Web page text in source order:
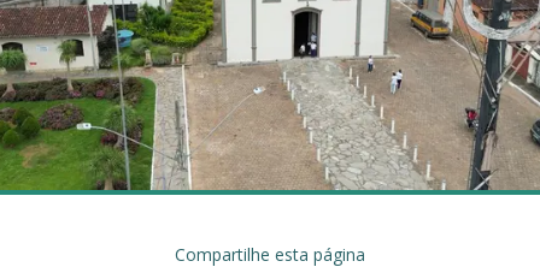
Compartilhe esta página